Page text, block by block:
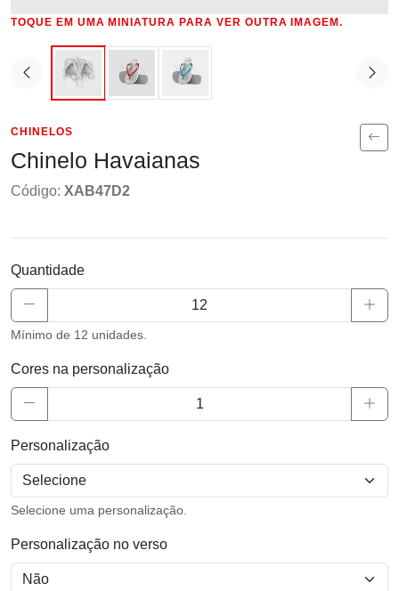
TOQUE EM UMA MINIATURA PARA VER OUTRA IMAGEM.
CHINELOS
Chinelo Havaianas
Código: XAB47D2
Quantidade
Mínimo de 12 unidades.
Cores na personalização
Personalização
Selecione uma personalização.
Personalização no verso